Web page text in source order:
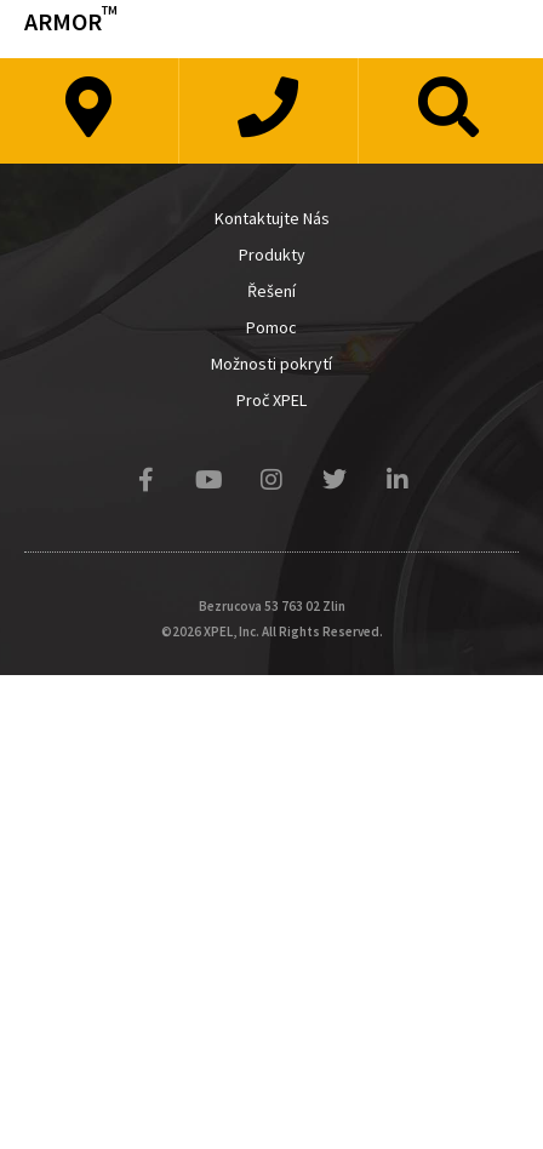
ARMORTM
Kontaktujte Nás
Produkty
Řešení
Pomoc
Možnosti pokrytí
Proč XPEL
Bezrucova 53 763 02 Zlin
©2026 XPEL, Inc. All Rights Reserved.